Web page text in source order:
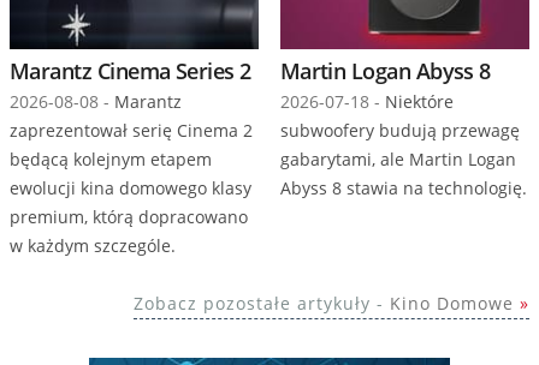
Marantz Cinema Series 2
2026-08-08 - Marantz
zaprezentował serię Cinema 2
będącą kolejnym etapem
ewolucji kina domowego klasy
premium, którą dopracowano
w każdym szczególe.
Martin Logan Abyss 8
2026-07-18 - Niektóre
subwoofery budują przewagę
gabarytami, ale Martin Logan
Abyss 8 stawia na technologię.
Zobacz pozostałe artykuły - Kino Domowe